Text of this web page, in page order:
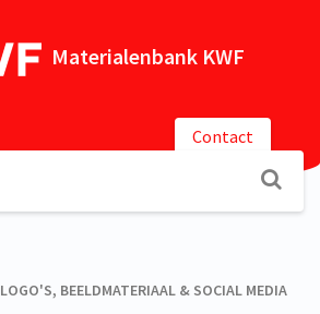
Materialenbank KWF
Contact
​LOGO'S, BEELDMATERIAAL & SOCIAL MEDIA